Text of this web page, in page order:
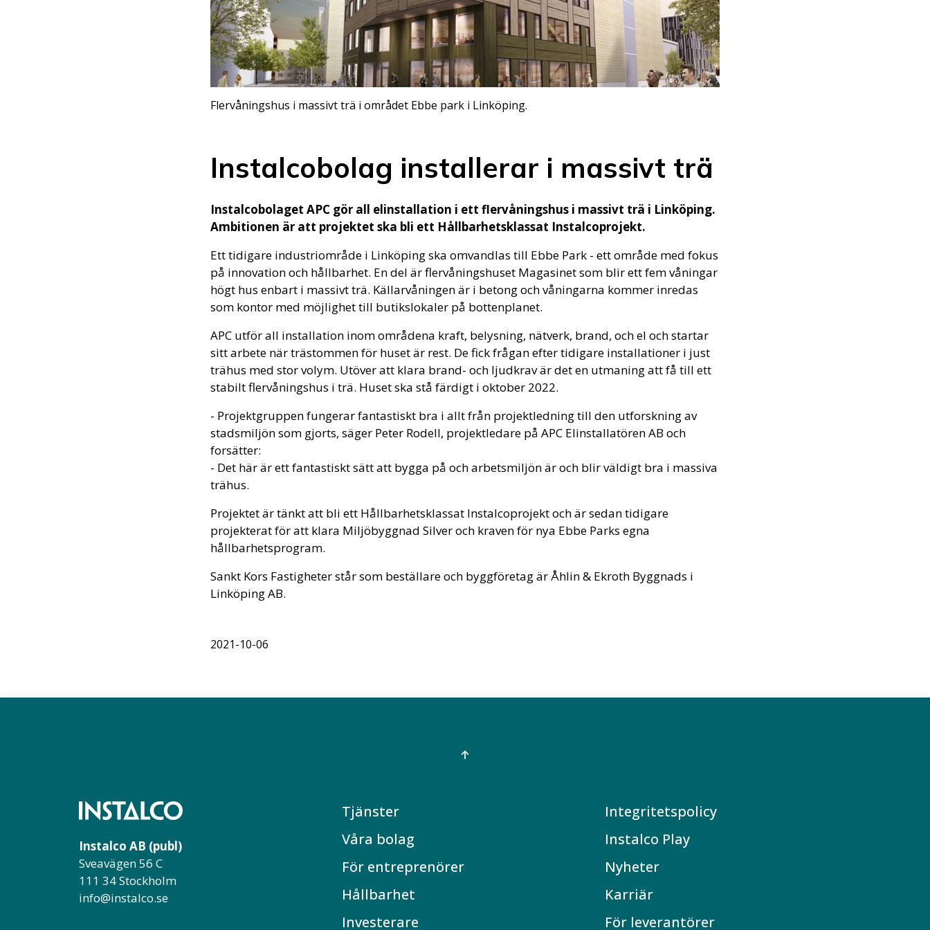
Flervåningshus i massivt trä i området Ebbe park i Linköping.
Instalcobolag installerar i massivt trä
Instalcobolaget APC gör all elinstallation i ett flervåningshus i massivt trä i Linköping.
Ambitionen är att projektet ska bli ett Hållbarhetsklassat Instalcoprojekt.
Ett tidigare industriområde i Linköping ska omvandlas till Ebbe Park - ett område med fokus
på innovation och hållbarhet. En del är flervåningshuset Magasinet som blir ett fem våningar
högt hus enbart i massivt trä. Källarvåningen är i betong och våningarna kommer inredas
som kontor med möjlighet till butikslokaler på bottenplanet.
APC utför all installation inom områdena kraft, belysning, nätverk, brand, och el och startar
sitt arbete när trästommen för huset är rest. De fick frågan efter tidigare installationer i just
trähus med stor volym. Utöver att klara brand- och ljudkrav är det en utmaning att få till ett
stabilt flervåningshus i trä. Huset ska stå färdigt i oktober 2022.
- Projektgruppen fungerar fantastiskt bra i allt från projektledning till den utforskning av
stadsmiljön som gjorts, säger Peter Rodell, projektledare på APC Elinstallatören AB och
forsätter:
- Det här är ett fantastiskt sätt att bygga på och arbetsmiljön är och blir väldigt bra i massiva
trähus.
Projektet är tänkt att bli ett Hållbarhetsklassat Instalcoprojekt och är sedan tidigare
projekterat för att klara Miljöbyggnad Silver och kraven för nya Ebbe Parks egna
hållbarhetsprogram.
Sankt Kors Fastigheter står som beställare och byggföretag är Åhlin & Ekroth Byggnads i
Linköping AB.
2021-10-06
Instalco AB (publ)
Sveavägen 56 C
111 34 Stockholm
info@instalco.se
Tjänster
Våra bolag
För entreprenörer
Hållbarhet
Investerare
Integritetspolicy
Instalco Play
Nyheter
Karriär
För leverantörer